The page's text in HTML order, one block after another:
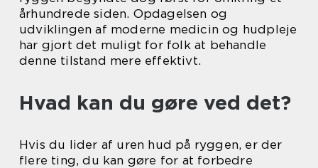
århundrede siden. Opdagelsen og
udviklingen af moderne medicin og hudpleje
har gjort det muligt for folk at behandle
denne tilstand mere effektivt.
Hvad kan du gøre ved det?
Hvis du lider af uren hud på ryggen, er der
flere ting, du kan gøre for at forbedre